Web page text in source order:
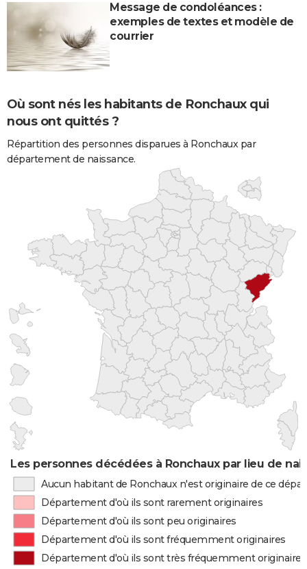
Message de condoléances :
exemples de textes et modèle de
courrier
Où sont nés les habitants de Ronchaux qui
nous ont quittés ?
Répartition des personnes disparues à Ronchaux par
département de naissance.
Les personnes décédées à Ronchaux par lieu de
Aucun habitant de Ronchaux n'est originaire de ce
Département d'où ils sont rarement originaires
Département d'où ils sont peu originaires
Département d'où ils sont fréquemment originaires
Département d'où ils sont très fréquemment originaires